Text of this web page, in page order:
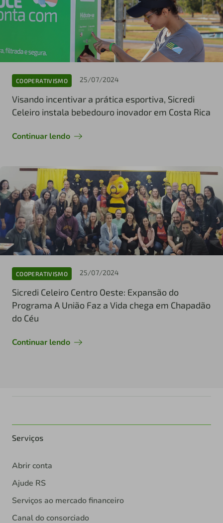
COOPERATIVISMO 25/07/2024
Visando incentivar a prática esportiva, Sicredi
Celeiro instala bebedouro inovador em Costa Rica
Continuar lendo
COOPERATIVISMO 25/07/2024
Sicredi Celeiro Centro Oeste: Expansão do
Programa A União Faz a Vida chega em Chapadão
do Céu
Continuar lendo
Serviços
Abrir conta
Ajude RS
Serviços ao mercado financeiro
Canal do consorciado